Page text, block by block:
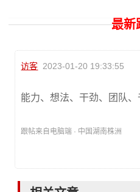
最新
访客 2023-01-20 19:33:55
能力、想法、干劲、团队
跟帖来自电脑端 · 中国湖南株洲